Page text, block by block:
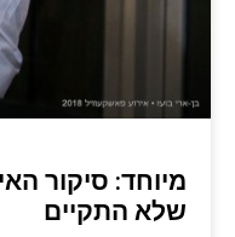
מיוחד: סיקור
שלא התקיים